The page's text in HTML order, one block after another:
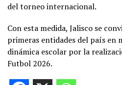
del torneo internacional.
Con esta medida, Jalisco se
primeras entidades del país en
dinámica escolar por la
Futbol 2026.